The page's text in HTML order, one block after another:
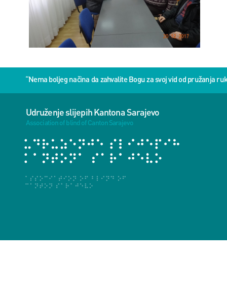
“Nema boljeg načina da zahvalite Bogu za svoj vid od pružanja
Udruženje slijepih Kantona Sarajevo
Association of blind of Canton Sarajevo